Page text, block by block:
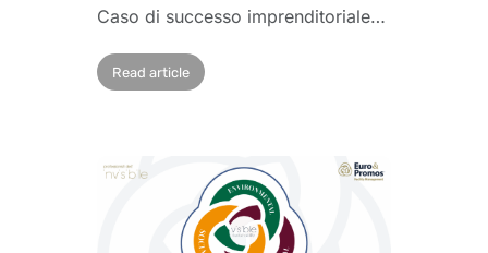
Caso di successo imprenditoriale…
Read article